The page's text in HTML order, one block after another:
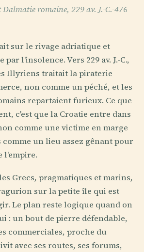
romaine, 229 av. J.-C.-476
sur le rivage adriatique et
par l'insolence. Vers 229 av. J.-C.,
Illyriens traitait la piraterie
non comme un péché, et les
repartaient furieux. Ce que
c'est que la Croatie entre dans
comme une victime en marge
comme un lieu assez gênant pour
l'empire.
Grecs, pragmatiques et marins,
sur la petite île qui est
Le plan reste logique quand on
: un bout de pierre défendable,
commerciales, proche du
avec ses routes, ses forums,